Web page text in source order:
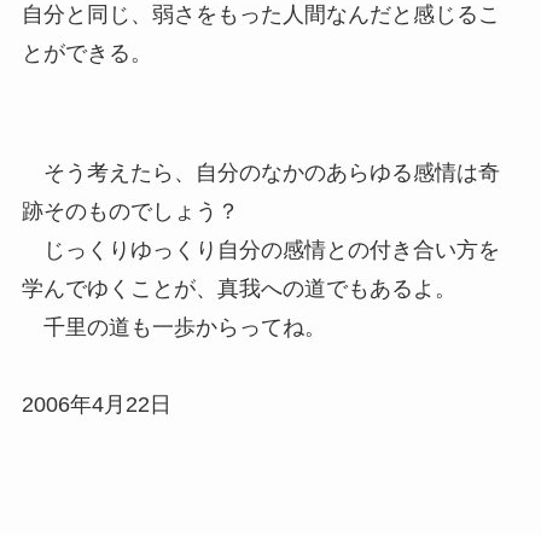
自分と同じ、弱さをもった人間なんだと感じるこ
とができる。
そう考えたら、自分のなかのあらゆる感情は奇
跡そのものでしょう？
じっくりゆっくり自分の感情との付き合い方を
学んでゆくことが、真我への道でもあるよ。
千里の道も一歩からってね。
2006年4月22日